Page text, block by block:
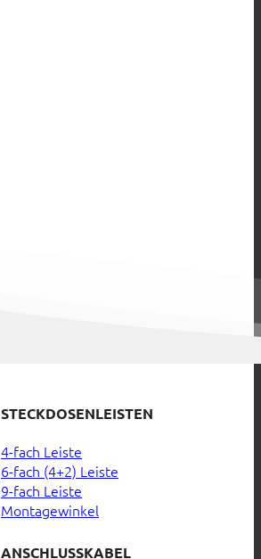
STECKDOSENLEISTEN
4-fach Leiste
6-fach (4+2) Leiste
9-fach Leiste
Montagewinkel
ANSCHLUSSKABEL